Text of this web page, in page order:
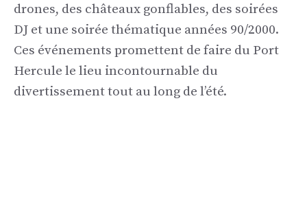
drones, des châteaux gonflables, des soirées
DJ et une soirée thématique années 90/2000.
Ces événements promettent de faire du Port
Hercule le lieu incontournable du
divertissement tout au long de l’été.